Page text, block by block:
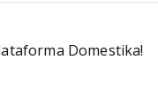
Domestika!